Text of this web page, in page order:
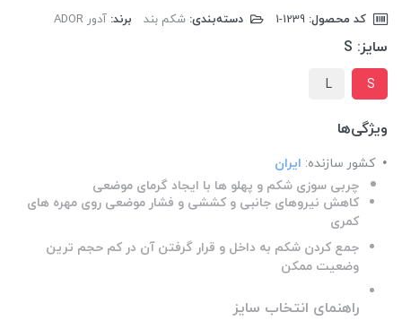
کد محصول: دسته‌بندی: شکم بند برند: آدور ADOR
سایز: S
S
L
ویژگی‌ها
کشور سازنده: ایران
چربی سوزی شکم و پهلو ها با ایجاد گرمای موضعی
کاهش نیروهای جانبی و کششی و فشار موضعی روی مهره های
کمری
جمع کردن شکم به داخل و قرار گرفتن آن در کم حجم ترین
وضعیت ممکن
راهنمای انتخاب سایز